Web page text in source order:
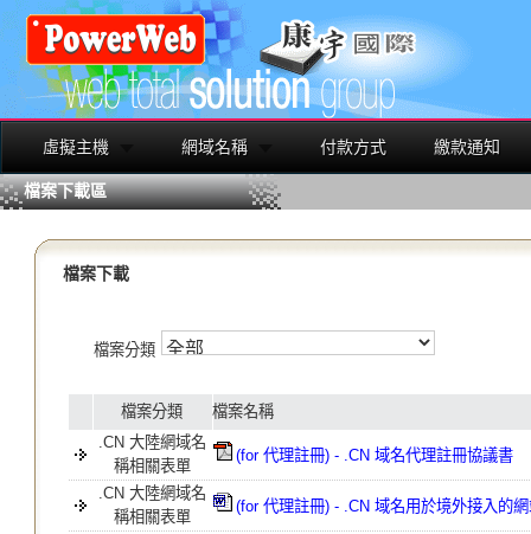
虛擬主機 網域名稱 付款方式 繳款通知
檔案下載區
檔案下載
檔案分類
檔案分類
檔案名稱
.CN 大陸網域名
稱相關表單
(for 代理註冊) - .CN 域名代理註冊協議書
.CN 大陸網域名
稱相關表單
(for 代理註冊) - .CN 域名用於境外接入的